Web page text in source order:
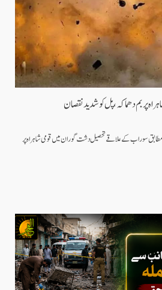
پر بم دھماکہ، پل کو شدید نقصان
سوراب کے علاقے تحصیل دشت گوران میں قومی شاہراہ پر